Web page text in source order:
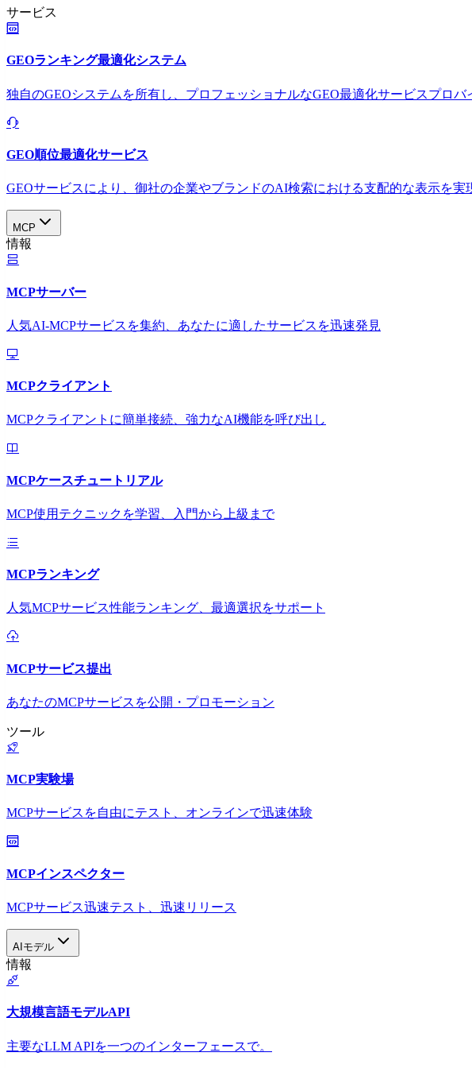
サービス
GEOランキング最適化システム
独自のGEOシステムを所有し、プロフェッショナルなGEO最適化サービスプロバ
GEO順位最適化サービス
GEOサービスにより、御社の企業やブランドのAI検索における支配的な表示を実
MCP
情報
MCPサーバー
人気AI-MCPサービスを集約、あなたに適したサービスを迅速発見
MCPクライアント
MCPクライアントに簡単接続、強力なAI機能を呼び出し
MCPケースチュートリアル
MCP使用テクニックを学習、入門から上級まで
MCPランキング
人気MCPサービス性能ランキング、最適選択をサポート
MCPサービス提出
あなたのMCPサービスを公開・プロモーション
ツール
MCP実験場
MCPサービスを自由にテスト、オンラインで迅速体験
MCPインスペクター
MCPサービス迅速テスト、迅速リリース
AIモデル
情報
大規模言語モデルAPI
主要なLLM APIを一つのインターフェースで。